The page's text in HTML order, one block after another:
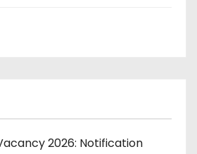
2026: Notification